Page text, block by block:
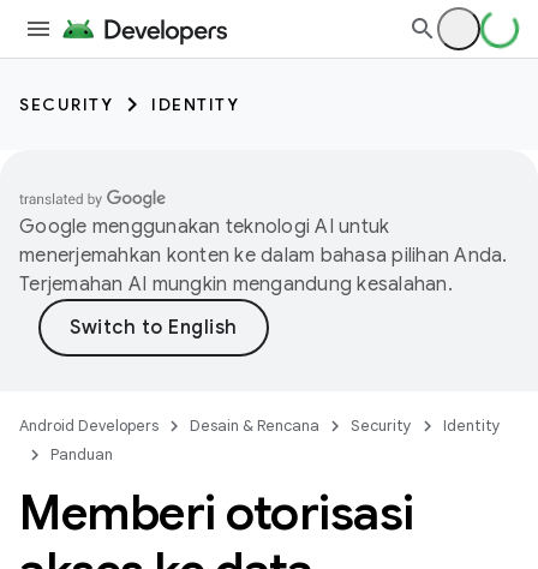
SECURITY IDENTITY
Google menggunakan teknologi AI untuk
menerjemahkan konten ke dalam bahasa pilihan Anda.
Terjemahan AI mungkin mengandung kesalahan.
Android Developers Desain & Rencana Security
Identity
Panduan
Memberi otorisasi